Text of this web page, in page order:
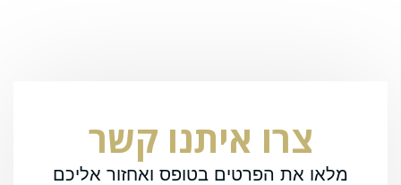
צרו איתנו קשר
מלאו את הפרטים בטופס ואחזור אליכם